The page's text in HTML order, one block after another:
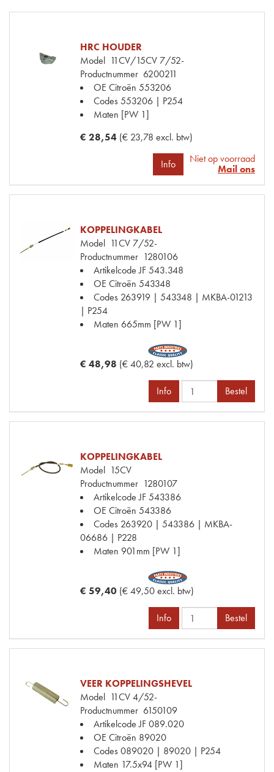
HRC HOUDER
Model 11CV/15CV 7/52-
Productnummer 6200211
OE Citroën 553206
Codes553206 | P254
Maten [PW 1]
€ 28,54 (€ 23,78 excl. btw)
Info
Niet op voorraad
Mail ons
KOPPELINGKABEL
Model 11CV 7/52-
Productnummer 1280106
Artikelcode JF543.348
OE Citroën 543348
Codes 263919 | 543348 | MKBA-01213
| P254
Maten 665mm [PW 1]
€ 48,98 (€ 40,82 excl. btw)
Info Bestel
KOPPELINGKABEL
Model 15CV
Productnummer 1280107
Artikelcode JF543386
OE Citroën 543386
Codes 263920 | 543386 | MKBA-
06686 | P228
Maten 901mm [PW 1]
€ 59,40 (€ 49,50 excl. btw)
Info Bestel
VEER KOPPELINGSHEVEL
Model 11CV 4/52-
Productnummer 6150109
Artikelcode JF089.020
OE Citroën 89020
Codes089020 | 89020 | P254
Maten 17.5x94 [PW 1]